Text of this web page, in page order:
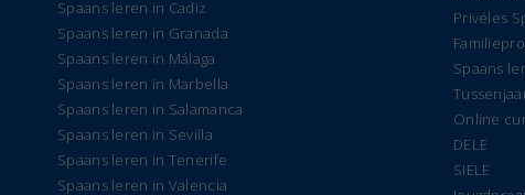
Spaans leren in Cadiz
Spaans leren in Granada
Spaans leren in Málaga
Spaans leren in Marbella
Spaans leren in Salamanca
Spaans leren in Sevilla
Spaans leren in Tenerife
Spaans leren in Valencia
Privéles
Spaans
Online
DELE
SIELE